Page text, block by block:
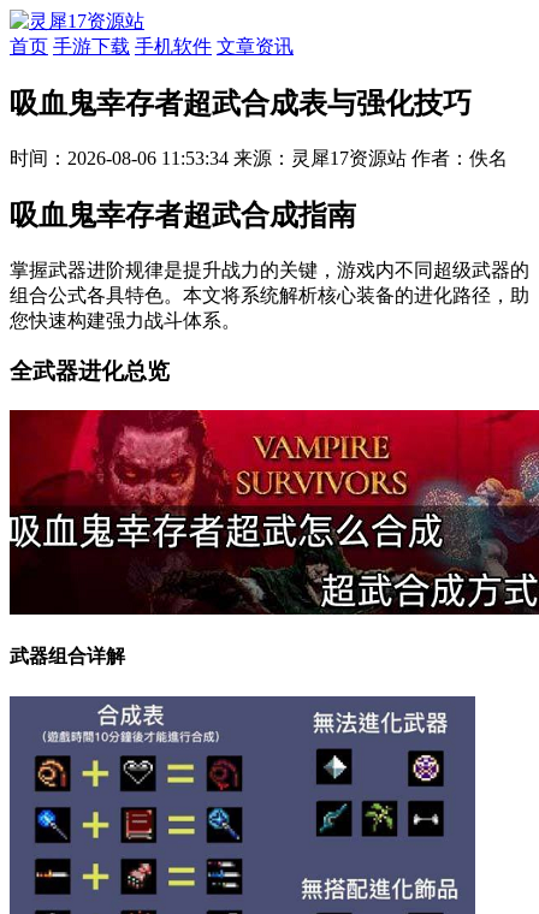
首页 手游下载 手机软件 文章资讯
吸血鬼幸存者超武合成表与强化技巧
时间：2026-08-06 11:53:34 来源：灵犀17资源站 作者：佚名
吸血鬼幸存者超武合成指南
掌握武器进阶规律是提升战力的关键，游戏内不同超级武器的
组合公式各具特色。本文将系统解析核心装备的进化路径，助
您快速构建强力战斗体系。
全武器进化总览
武器组合详解